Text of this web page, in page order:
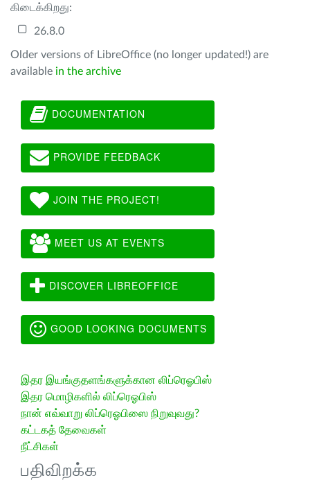
கிடைக்கிறது:
26.8.0
Older versions of LibreOffice (no longer updated!) are
available in the archive
DOCUMENTATION
PROVIDE FEEDBACK
JOIN THE PROJECT!
MEET US AT EVENTS
DISCOVER LIBREOFFICE
GOOD LOOKING DOCUMENTS
இதர இயங்குதளங்களுக்கான லிப்ரெஓபிஸ்
இதர மொழிகளில் லிப்ரெஓபிஸ்
நான் எவ்வாறு லிப்ரெஓபிஸை நிறுவுவது?
கட்டகத் தேவைகள்
நீட்சிகள்
பதிவிறக்க